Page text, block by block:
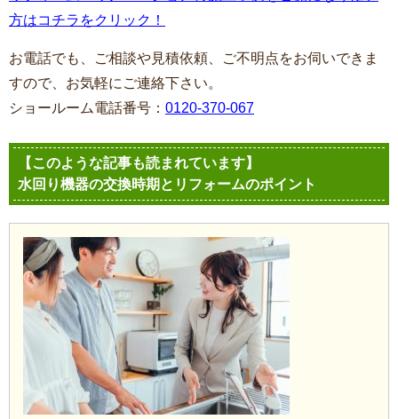
方はコチラをクリック！
お電話でも、ご相談や見積依頼、ご不明点をお伺いできま
すので、お気軽にご連絡下さい。
ショールーム電話番号： 0120-370-067
【このような記事も読まれています】
水回り機器の交換時期とリフォームのポイント